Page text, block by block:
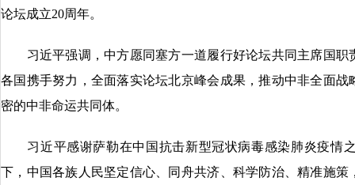
论坛成立20周年。
习近平强调，中方愿同塞方一道履行好论坛共同主席国职
各国携手努力，全面落实论坛北京峰会成果，推动中非全面
密的中非命运共同体。
习近平感谢萨勒在中国抗击新型冠状病毒感染肺炎疫情
下，中国各族人民坚定信心、同舟共济、科学防治、精准施